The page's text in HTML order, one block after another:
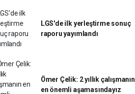
LGS'de ilk yerleştirme sonuç
raporu yayımlandı
Ömer Çelik: 2 yıllık çalışmanın
en önemli aşamasındayız